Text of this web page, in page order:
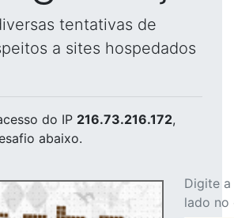
tentativas de
a sites hospedados
do IP 216.73.216.172,
abaixo.
Digite
lado no